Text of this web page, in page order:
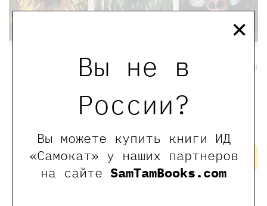
Вы не в
России?
Вы можете купить книги ИД
«Самокат» у наших партнеров
на сайте SamTamBooks.com
×
Страус, без
800 ₽
Купить
Я просто
ленивец
1000 ₽800 ₽
Димитрова Даша,
Я кабан, а вы
1000 ₽
нет в
наличии